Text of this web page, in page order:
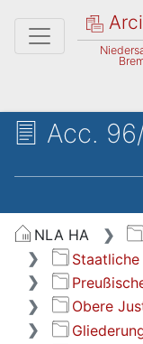
Acc.
NLA HA
Obere